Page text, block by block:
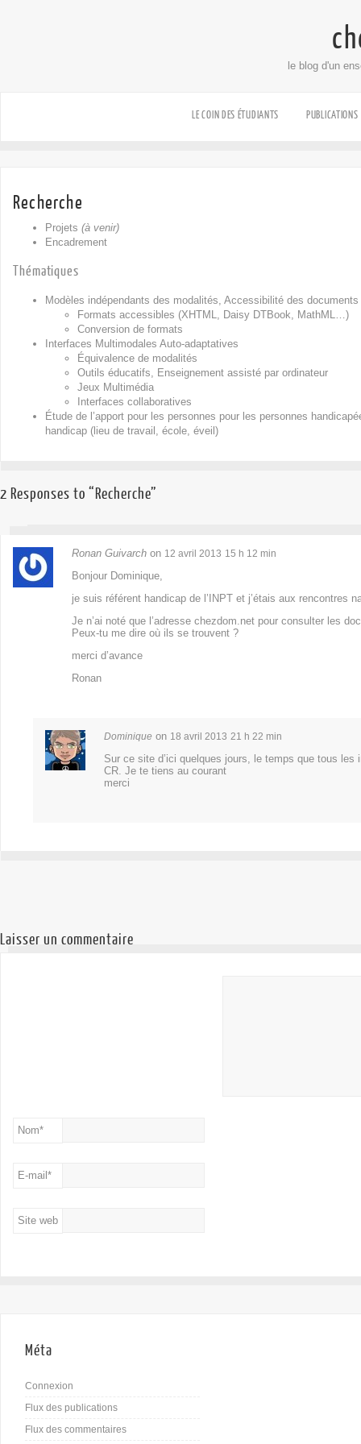
le blog d'un
LE COIN DES ÉTUDIANTS PUBLICATIONS
Recherche
Projets (à venir)
Encadrement
Thématiques
Modèles indépendants des modalités, Accessibilité des
Formats accessibles (XHTML, Daisy DTBook, MathML…)
Conversion de formats
Interfaces Multimodales Auto-adaptatives
Équivalence de modalités
Outils éducatifs, Enseignement assisté par ordinateur
Jeux Multimédia
Interfaces collaboratives
Étude de l’apport pour les personnes pour les personnes
handicap (lieu de travail, école, éveil)
2 Responses to “Recherche”
Ronan Guivarch on 12 avril 2013 15 h 12 min
Bonjour Dominique,
je suis référent handicap de l’INPT et j’étais aux rencontres
Je n’ai noté que l’adresse chezdom.net pour consulter les
Peux-tu me dire où ils se trouvent ?
merci d’avance
Ronan
Dominique on 18 avril 2013 21 h 22 min
Sur ce site d’ici quelques jours, le temps que tous les
CR. Je te tiens au courant
merci
Laisser un commentaire
Nom*
E-mail*
Site web
Méta
Connexion
Flux des publications
Flux des commentaires